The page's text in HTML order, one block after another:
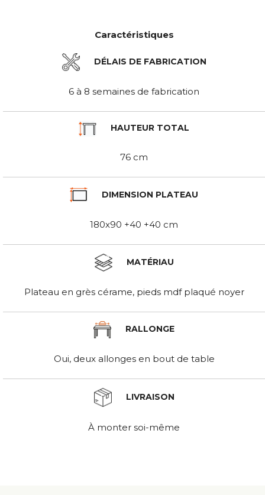
Caractéristiques
DÉLAIS DE FABRICATION
6 à 8 semaines de fabrication
HAUTEUR TOTAL
76 cm
DIMENSION PLATEAU
180x90 +40 +40 cm
MATÉRIAU
Plateau en grès cérame, pieds mdf plaqué noyer
RALLONGE
Oui, deux allonges en bout de table
LIVRAISON
À monter soi-même